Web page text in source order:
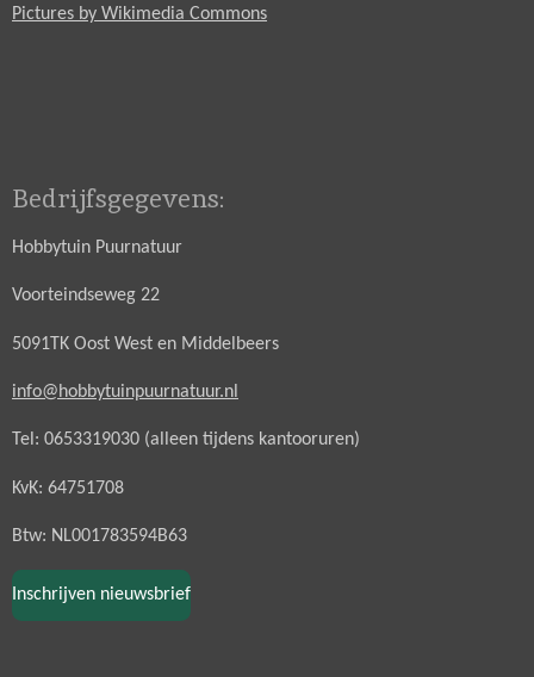
Pictures by Wikimedia Commons
Bedrijfsgegevens:
Hobbytuin Puurnatuur
Voorteindseweg 22
5091TK Oost West en Middelbeers
info@hobbytuinpuurnatuur.nl
Tel: 0653319030 (alleen tijdens kantooruren)
KvK: 64751708
Btw: NL001783594B63
Inschrijven nieuwsbrief